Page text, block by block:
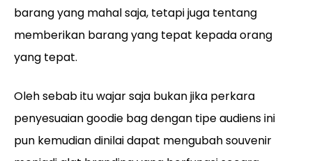
barang yang mahal saja, tetapi juga tentang
memberikan barang yang tepat kepada orang
yang tepat.
Oleh sebab itu wajar saja bukan jika perkara
penyesuaian goodie bag dengan tipe audiens ini
pun kemudian dinilai dapat mengubah souvenir